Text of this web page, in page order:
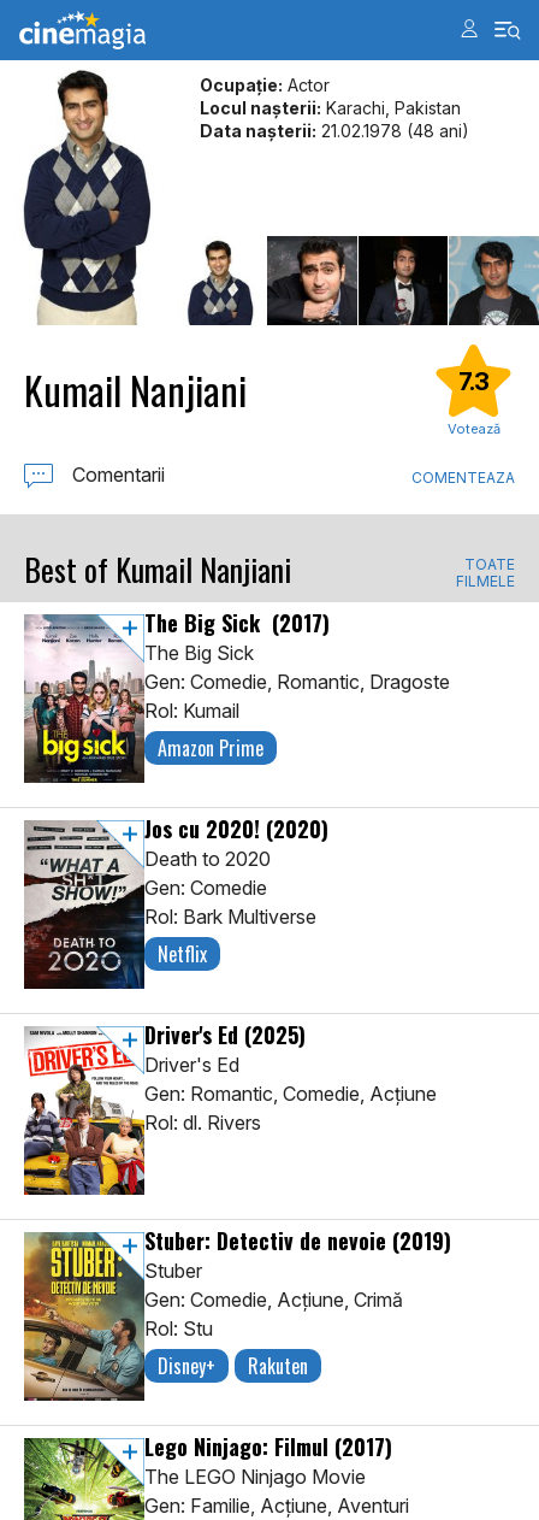
Ocupație: Actor
Locul naşterii: Karachi, Pakistan
Data naşterii: 21.02.1978 (48 ani)
Kumail Nanjiani 7.3
Votează
Comentarii COMENTEAZA
Best of Kumail Nanjiani
TOATE
FILMELE
The Big Sick (2017)
The Big Sick
Gen: Comedie, Romantic, Dragoste
Rol: Kumail
Amazon Prime
Jos cu 2020! (2020)
Death to 2020
Gen: Comedie
Rol: Bark Multiverse
Netflix
Driver's Ed (2025)
Driver's Ed
Gen: Romantic, Comedie, Acţiune
Rol: dl. Rivers
Stuber: Detectiv de nevoie (2019)
Stuber
Gen: Comedie, Acţiune, Crimă
Rol: Stu
Disney+ Rakuten
Lego Ninjago: Filmul (2017)
The LEGO Ninjago Movie
Gen: Familie, Acţiune, Aventuri